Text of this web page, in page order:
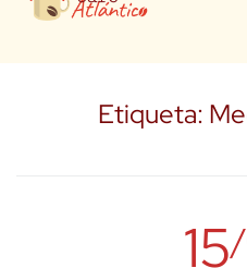
Etiqueta:
15